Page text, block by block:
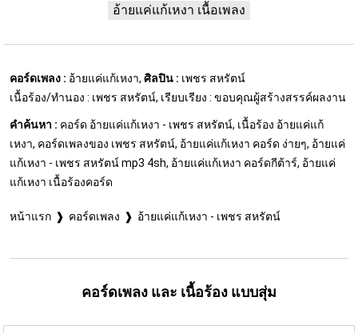
อ้ายแค่แก้เหงา เนื้อเพลง
คอร์ดเพลง : อ้ายแค่แก้เหงา, ศิลปิน : เพชร สหรัตน์
เนื้อร้อง/ทำนอง : เพชร สหรัตน์, เรียบเรียง : ขอบคุณผู้สร้างสรรค์ผลงาน
คำค้นหา : คอร์ด อ้ายแค่แก้เหงา - เพชร สหรัตน์, เนื้อร้อง อ้ายแค่แก้
เหงา, คอร์ดเพลงของ เพชร สหรัตน์, อ้ายแค่แก้เหงา คอร์ด ง่ายๆ, อ้ายแค่
แก้เหงา - เพชร สหรัตน์ mp3 4sh, อ้ายแค่แก้เหงา คอร์ดกีต้าร์, อ้ายแค่
แก้เหงา เนื้อร้องคอร์ด
หน้าแรก คอร์ดเพลง อ้ายแค่แก้เหงา - เพชร สหรัตน์
คอร์ดเพลง และ เนื้อร้อง แบบสุ่ม